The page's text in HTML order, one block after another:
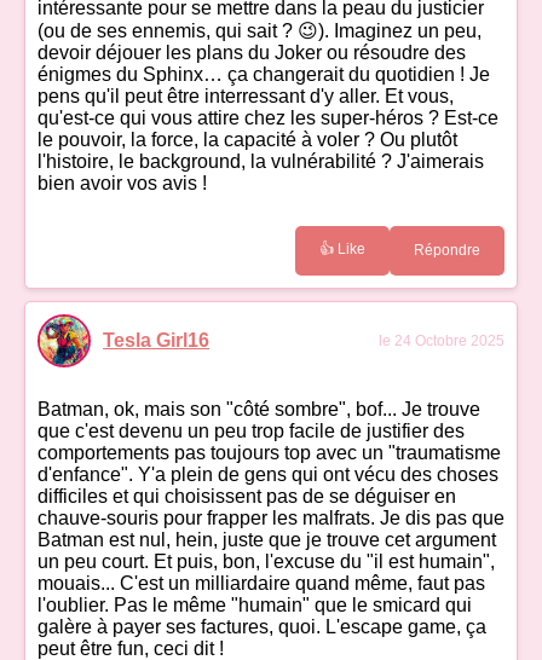
intéressante pour se mettre dans la peau du justicier
(ou de ses ennemis, qui sait ? 😉). Imaginez un peu,
devoir déjouer les plans du Joker ou résoudre des
énigmes du Sphinx… ça changerait du quotidien ! Je
pens qu'il peut être interressant d'y aller. Et vous,
qu'est-ce qui vous attire chez les super-héros ? Est-ce
le pouvoir, la force, la capacité à voler ? Ou plutôt
l'histoire, le background, la vulnérabilité ? J'aimerais
bien avoir vos avis !
👍 Like Répondre
Tesla Girl16 le 24 Octobre 2025
Batman, ok, mais son "côté sombre", bof... Je trouve
que c'est devenu un peu trop facile de justifier des
comportements pas toujours top avec un "traumatisme
d'enfance". Y'a plein de gens qui ont vécu des choses
difficiles et qui choisissent pas de se déguiser en
chauve-souris pour frapper les malfrats. Je dis pas que
Batman est nul, hein, juste que je trouve cet argument
un peu court. Et puis, bon, l'excuse du "il est humain",
mouais... C'est un milliardaire quand même, faut pas
l'oublier. Pas le même "humain" que le smicard qui
galère à payer ses factures, quoi. L'escape game, ça
peut être fun, ceci dit !